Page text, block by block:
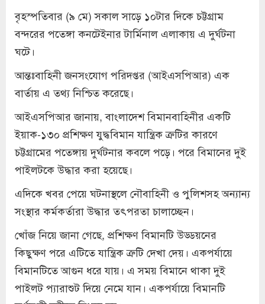
বৃহস্পতিবার (৯ মে) সকাল সাড়ে ১০টার দিকে চট্টগ্রাম
বন্দরের পতেঙ্গা কনটেইনার টার্মিনাল এলাকায় এ দুর্ঘটনা
ঘটে।
আন্তঃবাহিনী জনসংযোগ পরিদপ্তর (আইএসপিআর) এক
বার্তায় এ তথ্য নিশ্চিত করেছে।
আইএসপিআর জানায়, বাংলাদেশ বিমানবাহিনীর একটি
ইয়াক-১৩০ প্রশিক্ষণ যুদ্ধবিমান যান্ত্রিক ত্রুটির কারণে
চট্টগ্রামের পতেঙ্গায় দুর্ঘটনার কবলে পড়ে। পরে বিমানের দুই
পাইলটকে উদ্ধার করা হয়েছে।
এদিকে খবর পেয়ে ঘটনাস্থলে নৌবাহিনী ও পুলিশসহ অন্যান্য
সংস্থার কর্মকর্তারা উদ্ধার তৎপরতা চালাচ্ছেন।
খোঁজ নিয়ে জানা গেছে, প্রশিক্ষণ বিমানটি উড্ডয়নের
কিছুক্ষণ পরে এটিতে যান্ত্রিক ত্রুটি দেখা দেয়। একপর্যায়ে
বিমানটিতে আগুন ধরে যায়। এ সময় বিমানে থাকা দুই
পাইলট প্যারাশুট দিয়ে নেমে যান। একপর্যায়ে বিমানটি